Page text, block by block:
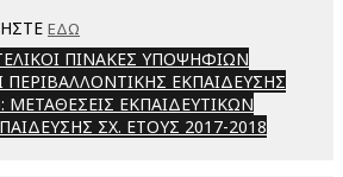
ΕΔΩ
ΠΙΝΑΚΕΣ ΥΠΟΨΗΦΙΩΝ
ΕΚΠΑΙΔΕΥΣΗΣ
ΜΕΤΑΘΕΣΕΙΣ ΕΚΠΑΙΔΕΥΤΙΚΩΝ
ΣΧ. ΕΤΟΥΣ 2017-2018